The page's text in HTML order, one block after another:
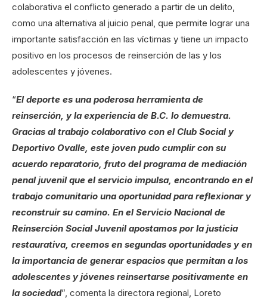
colaborativa el conflicto generado a partir de un delito,
como una alternativa al juicio penal, que permite lograr una
importante satisfacción en las víctimas y tiene un impacto
positivo en los procesos de reinserción de las y los
adolescentes y jóvenes.
“El deporte es una poderosa herramienta de
reinserción, y la experiencia de B.C. lo demuestra.
Gracias al trabajo colaborativo con el Club Social y
Deportivo Ovalle, este joven pudo cumplir con su
acuerdo reparatorio, fruto del programa de mediación
penal juvenil que el servicio impulsa, encontrando en el
trabajo comunitario una oportunidad para reflexionar y
reconstruir su camino. En el Servicio Nacional de
Reinserción Social Juvenil apostamos por la justicia
restaurativa, creemos en segundas oportunidades y en
la importancia de generar espacios que permitan a los
adolescentes y jóvenes reinsertarse positivamente en
la sociedad”, comenta la directora regional, Loreto